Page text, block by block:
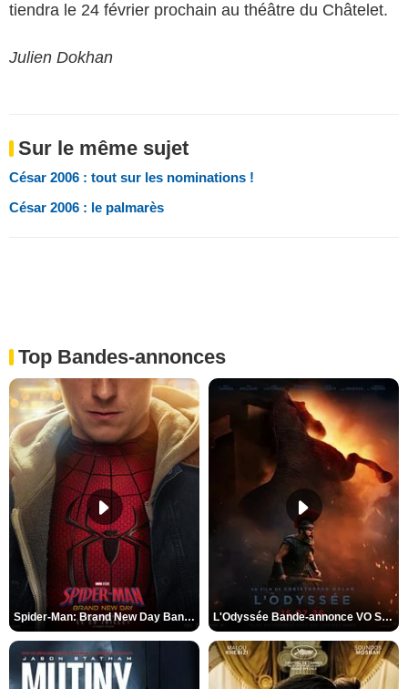
tiendra le 24 février prochain au théâtre du Châtelet.
Julien Dokhan
Sur le même sujet
César 2006 : tout sur les nominations !
César 2006 : le palmarès
Top Bandes-annonces
Spider-Man: Brand New Day Bande-annonce VO STFR L'Odyssée Bande-annonce VO STFR